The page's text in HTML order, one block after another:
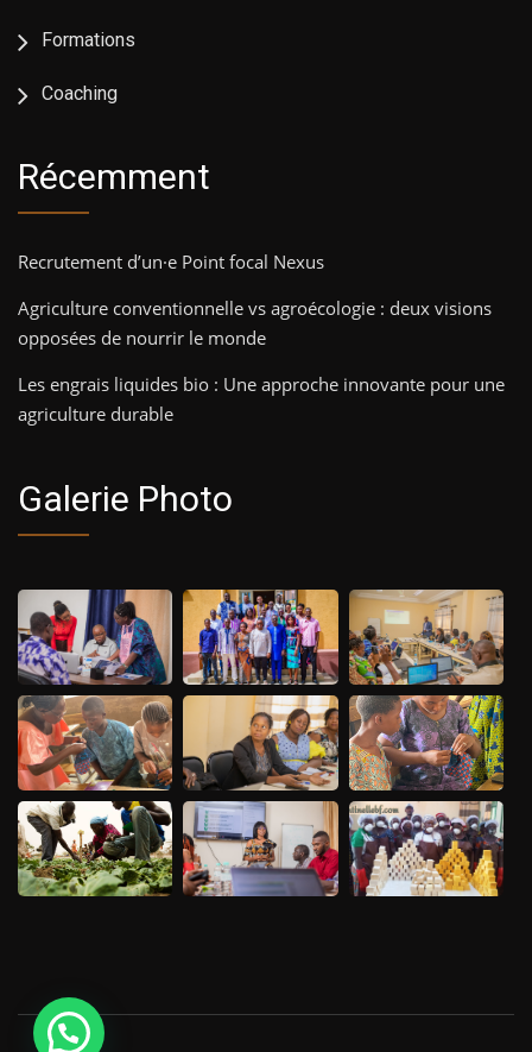
Formations
Coaching
Récemment
Recrutement d’un·e Point focal Nexus
Agriculture conventionnelle vs agroécologie : deux visions
opposées de nourrir le monde
Les engrais liquides bio : Une approche innovante pour une
agriculture durable
Galerie Photo